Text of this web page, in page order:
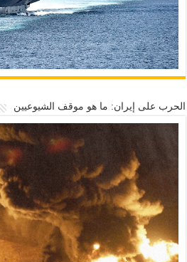
الحرب على إيران: ما هو موقف الشيوعيين